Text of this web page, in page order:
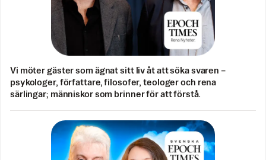
Vi möter gäster som ägnat sitt liv åt att söka svaren –
psykologer, författare, filosofer, teologer och rena
särlingar; människor som brinner för att förstå.